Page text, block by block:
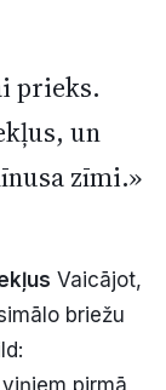
prieks.
un
zīmi.»
Vaicājot,
briežu
pirmā